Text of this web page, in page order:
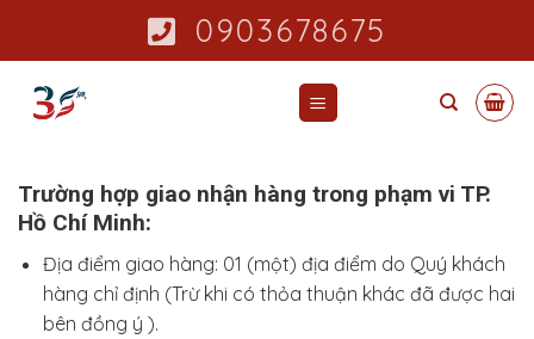
0903678675
Trường hợp giao nhận hàng trong phạm vi TP.
Hồ Chí Minh:
Địa điểm giao hàng: 01 (một) địa điểm do Quý khách
hàng chỉ định (Trừ khi có thỏa thuận khác đã được hai
bên đồng ý ).